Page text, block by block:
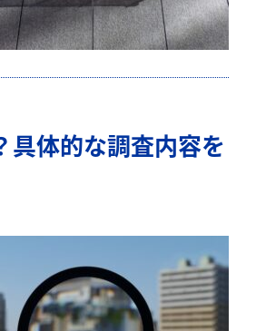
具体的な調査内容を